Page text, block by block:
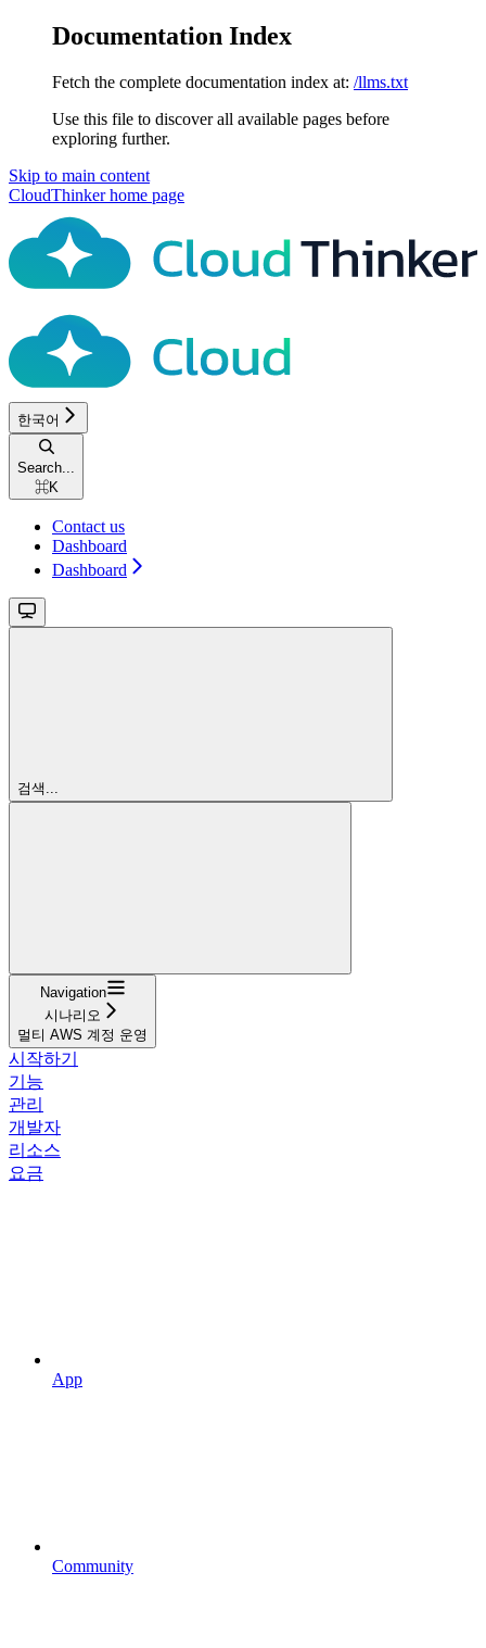
Documentation Index
Fetch the complete documentation index at: /llms.txt
Use this file to discover all available pages before
exploring further.
Skip to main content
CloudThinkerhome page
한국어
Search...
⌘K
Contact us
Dashboard
Dashboard
검색...
Navigation
시나리오
멀티 AWS 계정 운영
시작하기
기능
관리
개발자
리소스
요금
App
Community